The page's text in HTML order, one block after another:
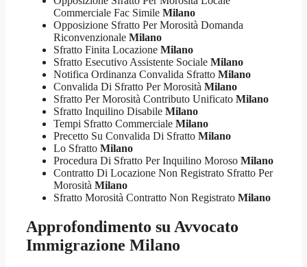
Commerciale Fac Simile Milano
Opposizione Sfratto Per Morosità Domanda
Riconvenzionale Milano
Sfratto Finita Locazione Milano
Sfratto Esecutivo Assistente Sociale Milano
Notifica Ordinanza Convalida Sfratto Milano
Convalida Di Sfratto Per Morosità Milano
Sfratto Per Morosità Contributo Unificato Milano
Sfratto Inquilino Disabile Milano
Tempi Sfratto Commerciale Milano
Precetto Su Convalida Di Sfratto Milano
Lo Sfratto Milano
Procedura Di Sfratto Per Inquilino Moroso Milano
Contratto Di Locazione Non Registrato Sfratto Per
Morosità Milano
Sfratto Morosità Contratto Non Registrato Milano
Approfondimento su Avvocato
Immigrazione Milano